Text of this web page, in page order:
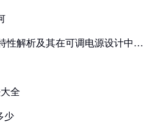
性解析及其在可调电源设计中的
全
少